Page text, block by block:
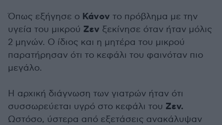
Όπως εξήγησε ο Κάνον το πρόβλημα με την
υγεία του μικρού Ζεν ξεκίνησε όταν ήταν μόλις
2 μηνών. Ο ίδιος και η μητέρα του μικρού
παρατήρησαν ότι το κεφάλι του φαινόταν πιο
μεγάλο.
Η αρχική διάγνωση των γιατρών ήταν ότι
συσσωρεύεται υγρό στο κεφάλι του Ζεν.
Ωστόσο, ύστερα από εξετάσεις ανακάλυψαν